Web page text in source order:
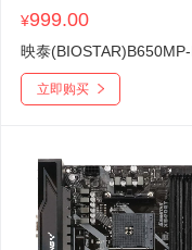
¥999.00
立即购买